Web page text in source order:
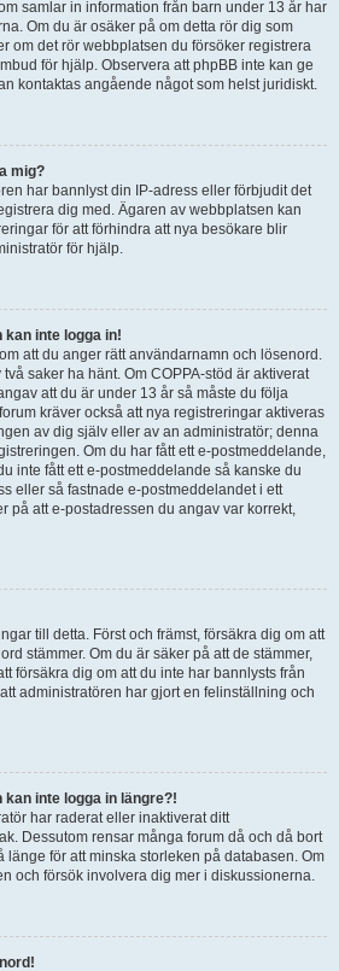
samlar in information från barn under 13 år har
Om du är osäker på om detta rör dig som
om det rör webbplatsen du försöker registrera
för hjälp. Observera att phpBB inte kan ge
kontaktas angående något som helst juridiskt.
mig?
har bannlyst din IP-adress eller förbjudit det
dig med. Ägaren av webbplatsen kan
för att förhindra att nya besökare blir
för hjälp.
inte logga in!
att du anger rätt användarnamn och lösenord.
saker ha hänt. Om COPPA-stöd är aktiverat
att du är under 13 år så måste du följa
kräver också att nya registreringar aktiveras
av dig själv eller av an administratör; denna
Om du har fått ett e-postmeddelande,
inte fått ett e-postmeddelande så kanske du
eller så fastnade e-postmeddelandet i ett
på att e-postadressen du angav var korrekt,
till detta. Först och främst, försäkra dig om att
stämmer. Om du är säker på att de stämmer,
försäkra dig om att du inte har bannlysts från
administratören har gjort en felinställning och
inte logga in längre?!
har raderat eller inaktiverat ditt
Dessutom rensar många forum då och då bort
länge för att minska storleken på databasen. Om
och försök involvera dig mer i diskussionerna.